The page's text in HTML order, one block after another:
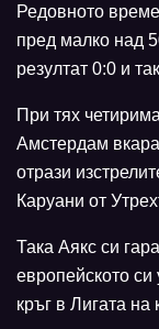
Редовното
пред малко над
резултат 0:0 и
При тях
Амстердам
отрази
Каруани от
Така Аякс си
европейското
кръг в Лигата